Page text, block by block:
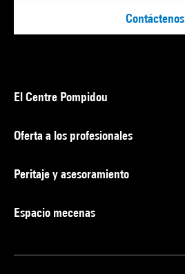
Contáctenos
El Centre Pompidou
Oferta a los profesionales
Peritaje y asesoramiento
Espacio mecenas